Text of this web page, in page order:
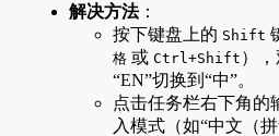
解决方法：
按下键盘上的 Shift
格 或 Ctrl+Shift ）
“EN”切换到“中”。
点击任务栏右下角的
入模式（如“中文（